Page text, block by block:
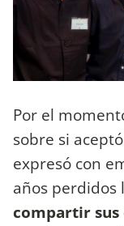
Por el
sobre si
expresó con
años perdidos
compartir sus